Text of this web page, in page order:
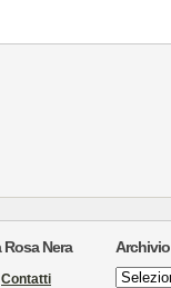
Rosa Nera
Contatti
Archivio
Archivio